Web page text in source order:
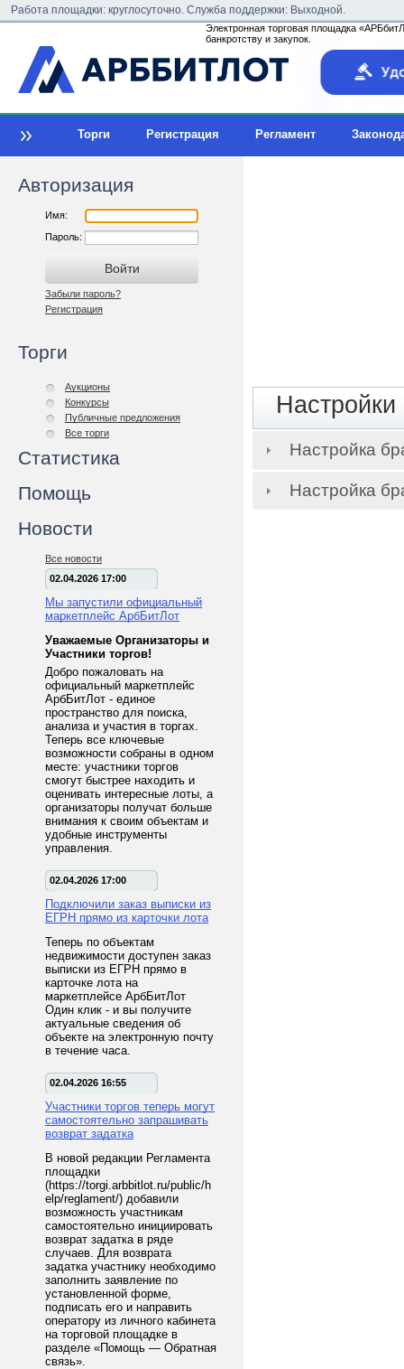
Работа площадки: круглосуточно. Служба поддержки: Выходной.
Электронная торговая площадка
банкротству и закупок.
Торги Регистрация Регламент
Авторизация
Имя:
Пароль:
Забыли пароль?
Регистрация
Торги
Аукционы
Конкурсы
Публичные предложения
Все торги
Статистика
Помощь
Новости
Все новости
02.04.2026 17:00
Мы запустили официальный
маркетплейс АрбБитЛот
Уважаемые Организаторы и
Участники торгов!
Добро пожаловать на
официальный маркетплейс
АрбБитЛот - единое
пространство для поиска,
анализа и участия в торгах.
Теперь все ключевые
возможности собраны в одном
месте: участники торгов
смогут быстрее находить и
оценивать интересные лоты, а
организаторы получат больше
внимания к своим объектам и
удобные инструменты
управления.
02.04.2026 17:00
Подключили заказ выписки из
ЕГРН прямо из карточки лота
Теперь по объектам
недвижимости доступен заказ
выписки из ЕГРН прямо в
карточке лота на
маркетплейсе АрбБитЛот
Один клик - и вы получите
актуальные сведения об
объекте на электронную почту
в течение часа.
02.04.2026 16:55
Участники торгов теперь могут
самостоятельно запрашивать
возврат задатка
В новой редакции Регламента
площадки
(https://torgi.arbbitlot.ru/public/h
elp/reglament/) добавили
возможность участникам
самостоятельно инициировать
возврат задатка в ряде
случаев. Для возврата
задатка участнику необходимо
заполнить заявление по
установленной форме,
подписать его и направить
оператору из личного кабинета
на торговой площадке в
разделе «Помощь — Обратная
связь».
Настройка
Настройка